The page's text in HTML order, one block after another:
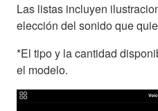
Las listas incluyen
elección del sonido que
*El tipo y la cantidad
el modelo.